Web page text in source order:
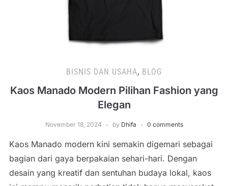
BISNIS DAN USAHA, BLOG
Kaos Manado Modern Pilihan Fashion yang
Elegan
November 18, 2024 by Dhifa 0 comments
Kaos Manado modern kini semakin digemari sebagai
bagian dari gaya berpakaian sehari-hari. Dengan
desain yang kreatif dan sentuhan budaya lokal, kaos